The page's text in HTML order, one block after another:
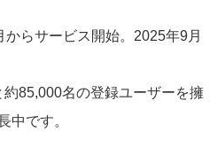
らサービス開始。2025年9月
85,000名の登録ユーザーを擁
中です。